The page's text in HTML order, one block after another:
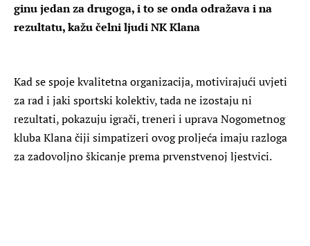
ginu jedan za drugoga, i to se onda odražava i na
rezultatu, kažu čelni ljudi NK Klana
Kad se spoje kvalitetna organizacija, motivirajući uvjeti
za rad i jaki sportski kolektiv, tada ne izostaju ni
rezultati, pokazuju igrači, treneri i uprava Nogometnog
kluba Klana čiji simpatizeri ovog proljeća imaju razloga
za zadovoljno škicanje prema prvenstvenoj ljestvici.